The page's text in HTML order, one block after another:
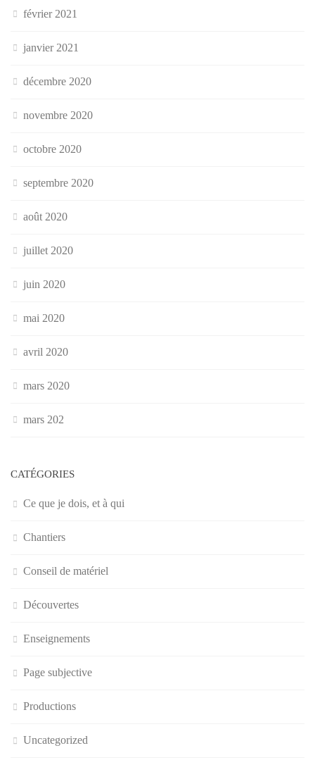
février 2021
janvier 2021
décembre 2020
novembre 2020
octobre 2020
septembre 2020
août 2020
juillet 2020
juin 2020
mai 2020
avril 2020
mars 2020
mars 202
CATÉGORIES
Ce que je dois, et à qui
Chantiers
Conseil de matériel
Découvertes
Enseignements
Page subjective
Productions
Uncategorized